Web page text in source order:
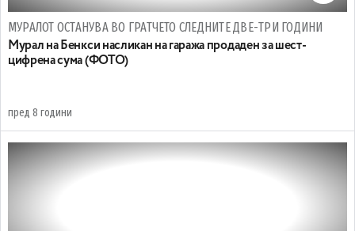
МУРАЛОТ ОСТАНУВА ВО ГРАТЧЕТО СЛЕДНИТЕ ДВЕ-ТРИ ГОДИНИ
Мурал на Бенкси насликан на гаража продаден за шест-
цифрена сума (ФОТО)
пред 8 години